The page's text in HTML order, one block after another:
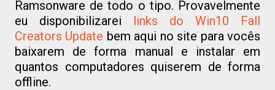
Ramsonware de todo o tipo. Provavelmente
eu disponibilizarei links do Win10 Fall
Creators Update bem aqui no site para vocês
baixarem de forma manual e instalar em
quantos computadores quiserem de forma
offline.